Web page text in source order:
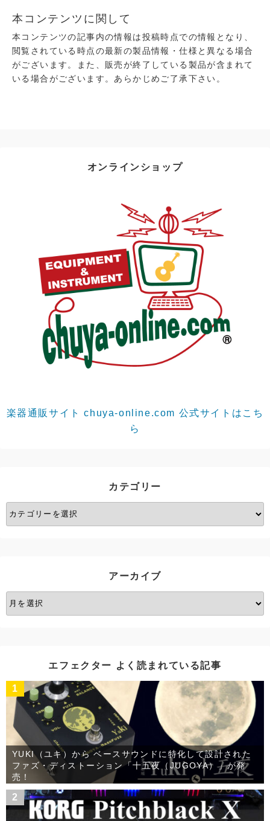
本コンテンツに関して
本コンテンツの記事内の情報は投稿時点での情報となり、
閲覧されている時点の最新の製品情報・仕様と異なる場合
がございます。また、販売が終了している製品が含まれて
いる場合がございます。あらかじめご了承下さい。
オンラインショップ
楽器通販サイト chuya-online.com 公式サイトはこち
ら
カテゴリー
カ
テ
アーカイブ
ア
ー
エフェクター よく読まれている記事
1
YUKI（ユキ）から ベースサウンドに特化して設計された
ファズ・ディストーション「十五夜（JUGOYA）」が発
売！
2